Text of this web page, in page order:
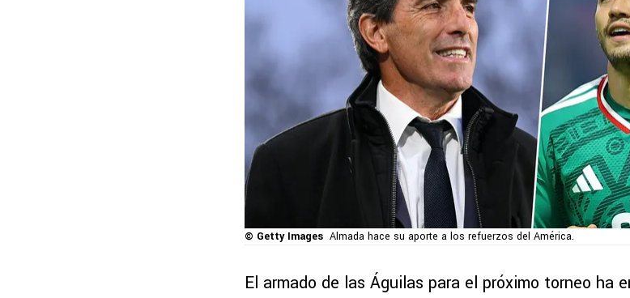
© Getty Images Almada hace su aporte a los refuerzos del América.
El armado de las Águilas para el próximo torneo ha